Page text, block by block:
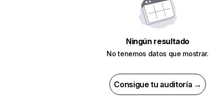
Ningún resultado
No tenemos datos que mostrar.
Consigue tu auditoría →